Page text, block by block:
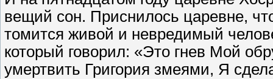
вещий сон. Приснилось царевне,
томится живой и невредимый
который говорил: «Это гнев Мой
умертвить Григория змеями, Я